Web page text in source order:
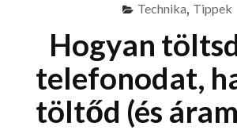
Technika, Tippek
Hogyan
telefonodat,
töltőd (és